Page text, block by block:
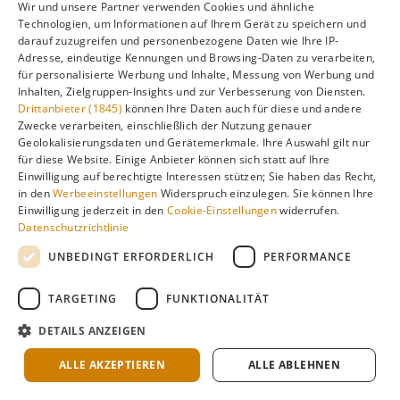
Vorteile dieser Reisezeit:
Bestes preis-leistungs-verhältnis: sommerwetter
zu niedrigeren preisen, warmes meer (22–24°c) bei
deutlich weniger tagestouristen, entspanntere
atmosphäre auf la piazzetta und in restaurants,
goldenes herbstlicht – beste fotoqualität des
jahres.
Zu beachten:
Erste herbstliche regenfronten ab oktober, ende
bootstouren-anbieter den betrieb
Wir und unsere Partner verwenden Cookies und ähnliche
Technologien, um Informationen auf Ihrem Gerät zu speichern und
darauf zuzugreifen und personenbezogene Daten wie Ihre IP-
Adresse, eindeutige Kennungen und Browsing-Daten zu verarbeiten,
für personalisierte Werbung und Inhalte, Messung von Werbung und
Inhalten, Zielgruppen-Insights und zur Verbesserung von Diensten.
Drittanbieter (1845) können Ihre Daten auch für diese und andere
Zwecke verarbeiten, einschließlich der Nutzung genauer
Geolokalisierungsdaten und Gerätemerkmale. Ihre Auswahl gilt nur
für diese Website. Einige Anbieter können sich statt auf Ihre
Einwilligung auf berechtigte Interessen stützen; Sie haben das Recht,
in denWerbeeinstellungen Widerspruch einzulegen. Sie können Ihre
Einwilligung jederzeit in denCookie-Einstellungenwiderrufen.
Datenschutzrichtlinie
UNBEDINGT ERFORDERLICH
PERFORMANCE
TARGETING FUNKTIONALITÄT
DETAILS ANZEIGEN
ALLE AKZEPTIEREN ALLE ABLEHNEN